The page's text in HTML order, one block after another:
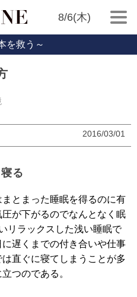
8/6(木)
を救う～
2016/03/01
る
とまった睡眠を得るのに有
が下がるのでなんとなく眠
リラックスした浅い睡眠で
遅くまでの付き合いや仕事
直ぐに寝てしまうことが多
つのである。